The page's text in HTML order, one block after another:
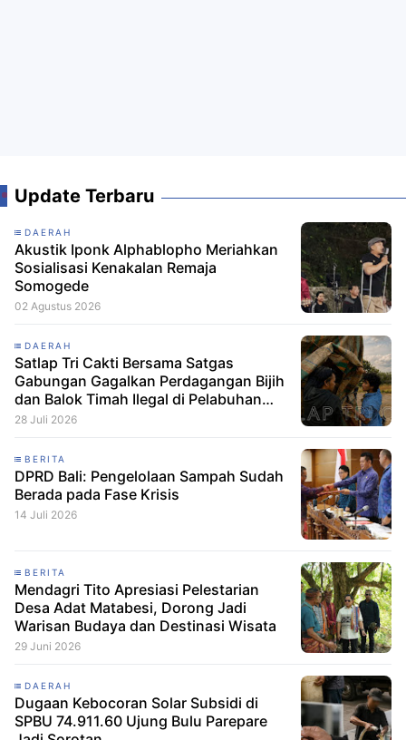
Update Terbaru
DAERAH
Akustik Iponk Alphablopho Meriahkan
Sosialisasi Kenakalan Remaja
Somogede
02 Agustus 2026
DAERAH
Satlap Tri Cakti Bersama Satgas
Gabungan Gagalkan Perdagangan Bijih
dan Balok Timah Ilegal di Pelabuhan
Pelindo Belitung
28 Juli 2026
BERITA
DPRD Bali: Pengelolaan Sampah Sudah
Berada pada Fase Krisis
14 Juli 2026
BERITA
Mendagri Tito Apresiasi Pelestarian
Desa Adat Matabesi, Dorong Jadi
Warisan Budaya dan Destinasi Wisata
29 Juni 2026
DAERAH
Dugaan Kebocoran Solar Subsidi di
SPBU 74.911.60 Ujung Bulu Parepare